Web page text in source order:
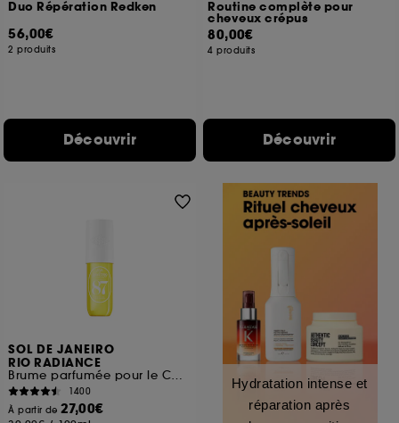
Duo Répération Redken
56,00€
2 produits
Découvrir
Routine complète pour
cheveux crépus
80,00€
4 produits
Découvrir
SOL DE JANEIRO
RIO RADIANCE
Brume parfumée pour le Corps et les cheveux
1400
À partir de27,00€
Hydratation intense et
réparation après